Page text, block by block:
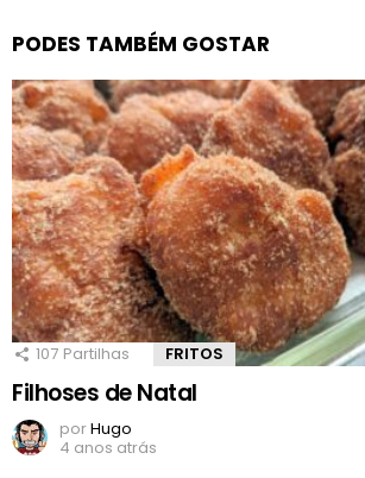
PODES TAMBÉM GOSTAR
107 Partilhas FRITOS
Filhoses de Natal
porHugo
4 anos atrás